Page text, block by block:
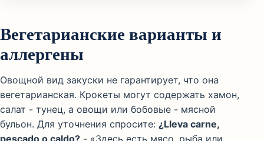
Вегетарианские варианты и
аллергены
Овощной вид закуски не гарантирует, что она
вегетарианская. Крокеты могут содержать хамон,
салат - тунец, а овощи или бобовые - мясной
бульон. Для уточнения спросите: ¿Lleva carne,
pescado o caldo? - «Здесь есть мясо, рыба или